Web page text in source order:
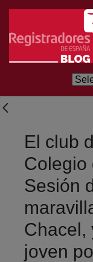
Salta al contingut
El club
Colegio
Sesión
Chacel,
joven